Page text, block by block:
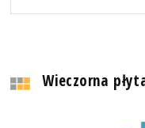
Wieczorna